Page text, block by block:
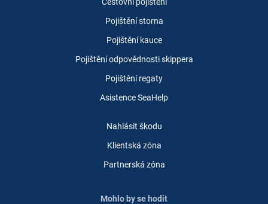
Pojištění storna
Pojištění kauce
Pojištění odpovědnosti skippera
Pojištění regaty
Asistence SeaHelp
Nahlásit škodu
Klientská zóna
Partnerská zóna
Mohlo by se hodit